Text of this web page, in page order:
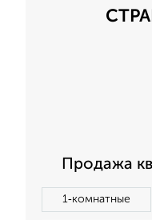
Продажа
1‑комнатные